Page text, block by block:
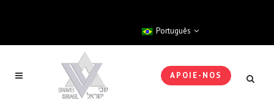
Português
APOIE-NOS